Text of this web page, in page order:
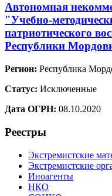
Автономная
"Учебно-
патриотического
Республики
Регион: Республика
Статус: Исключенные
Дата ОГРН: 08.10.2020
Реестры
Экстремистские
Экстремистские
Иноагенты
НКО